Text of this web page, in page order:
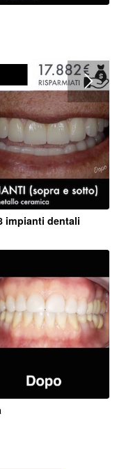
impianti dentali